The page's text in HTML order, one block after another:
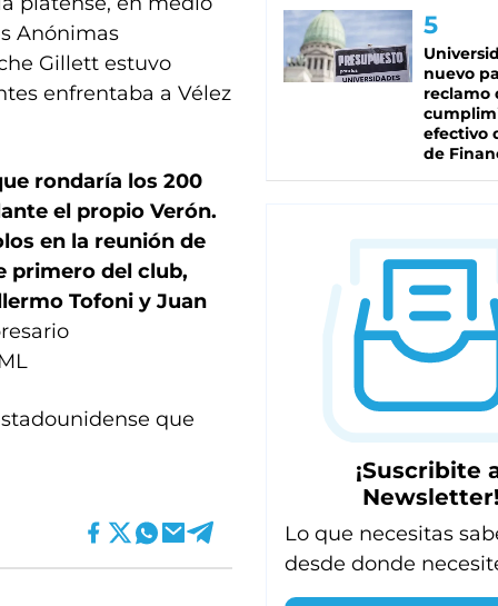
Anónimas
Gillett estuvo
enfrentaba a Vélez
rondaría los 200
el propio Verón.
en la reunión de
primero del club,
Tofoni y Juan
que
nuevo
reclamo
efectivo
de
¡Suscribite
Lo que necesitas
desde donde